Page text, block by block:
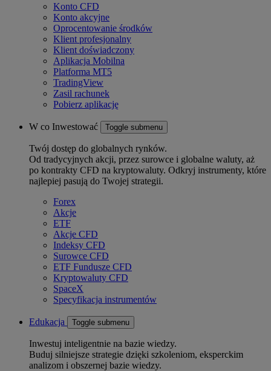
Konto CFD
Konto akcyjne
Oprocentowanie środków
Klient profesjonalny
Klient doświadczony
Aplikacja Mobilna
Platforma MT5
TradingView
Zasil rachunek
Pobierz aplikację
W co Inwestować Toggle submenu
Twój dostęp do globalnych rynków.
Od tradycyjnych akcji, przez surowce i globalne waluty, aż
po kontrakty CFD na kryptowaluty. Odkryj instrumenty, które
najlepiej pasują do Twojej strategii.
Forex
Akcje
ETF
Akcje CFD
Indeksy CFD
Surowce CFD
ETF Fundusze CFD
Kryptowaluty CFD
SpaceX
Specyfikacja instrumentów
Edukacja Toggle submenu
Inwestuj inteligentnie na bazie wiedzy.
Buduj silniejsze strategie dzięki szkoleniom, eksperckim
analizom i obszernej bazie wiedzy.